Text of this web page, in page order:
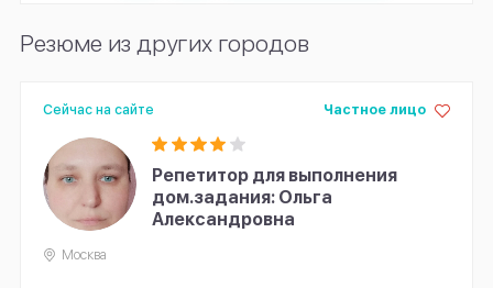
Резюме из других городов
Репетитор для выполнения
дом.задания: Ольга
Александровна
Частное лицо
Москва
Сейчас на сайте